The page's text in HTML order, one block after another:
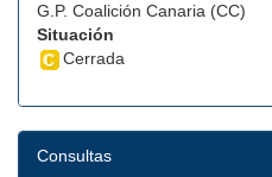
G.P. Coalición Canaria (CC)
Situación
Cerrada
Consultas